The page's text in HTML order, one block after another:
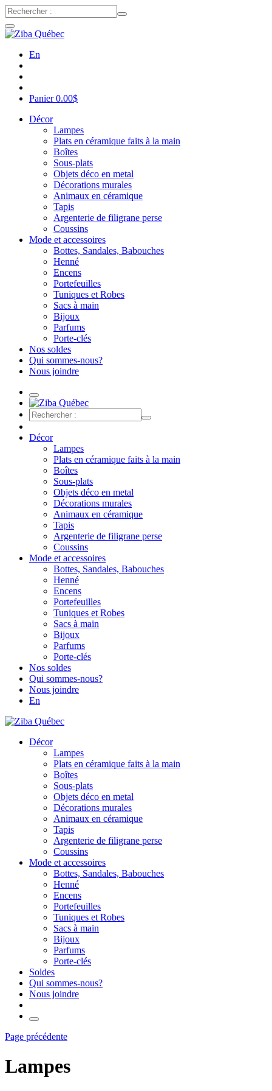
En
Panier0.00$
Décor
Lampes
Plats en céramique faits à la main
Boîtes
Sous-plats
Objets déco en metal
Décorations murales
Animaux en céramique
Tapis
Argenterie de filigrane perse
Coussins
Mode et accessoires
Bottes, Sandales, Babouches
Henné
Encens
Portefeuilles
Tuniques et Robes
Sacs à main
Bijoux
Parfums
Porte-clés
Nos soldes
Qui sommes-nous?
Nous joindre
Décor
Lampes
Plats en céramique faits à la main
Boîtes
Sous-plats
Objets déco en metal
Décorations murales
Animaux en céramique
Tapis
Argenterie de filigrane perse
Coussins
Mode et accessoires
Bottes, Sandales, Babouches
Henné
Encens
Portefeuilles
Tuniques et Robes
Sacs à main
Bijoux
Parfums
Porte-clés
Nos soldes
Qui sommes-nous?
Nous joindre
En
Décor
Lampes
Plats en céramique faits à la main
Boîtes
Sous-plats
Objets déco en metal
Décorations murales
Animaux en céramique
Tapis
Argenterie de filigrane perse
Coussins
Mode et accessoires
Bottes, Sandales, Babouches
Henné
Encens
Portefeuilles
Tuniques et Robes
Sacs à main
Bijoux
Parfums
Porte-clés
Soldes
Qui sommes-nous?
Nous joindre
Page précédente
Lampes